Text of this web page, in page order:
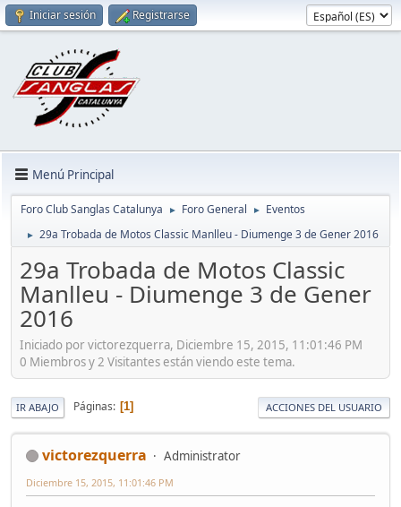
Iniciar sesión Registrarse
Menú Principal
Foro Club Sanglas Catalunya ► Foro General ► Eventos
► 29a Trobada de Motos Classic Manlleu - Diumenge 3 de Gener 2016
29a Trobada de Motos Classic
Manlleu - Diumenge 3 de Gener
2016
Iniciado por victorezquerra, Diciembre 15, 2015, 11:01:46 PM
0 Miembros y 2 Visitantes están viendo este tema.
IR ABAJO Páginas 1 ACCIONES DEL USUARIO
victorezquerra Administrator
Diciembre 15, 2015, 11:01:46 PM